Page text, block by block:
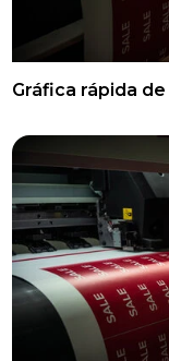
Gráfica rápida